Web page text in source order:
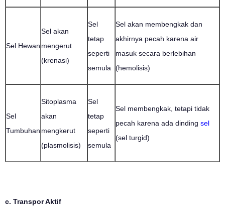
Sel Hewan
Sel akan
mengerut
(krenasi)
Sel
tetap
seperti
semula
Sel akan membengkak dan
akhirnya pecah karena air
masuk secara berlebihan
(hemolisis)
Sel
Tumbuhan
Sitoplasma
akan
mengkerut
(plasmolisis)
Sel
tetap
seperti
semula
Sel membengkak, tetapi tidak
pecah karena ada dinding sel
(sel turgid)
c. Transpor Aktif